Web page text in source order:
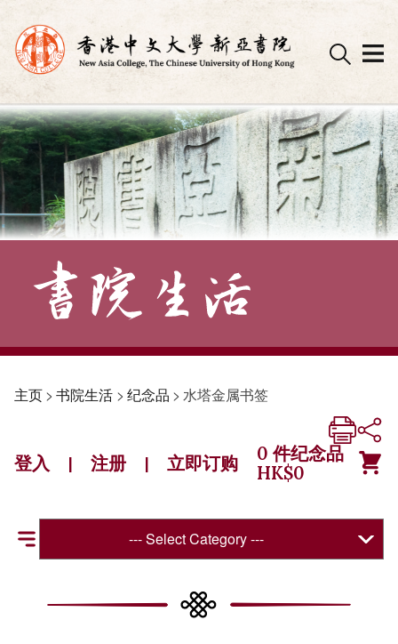
Skip
to
content
主页> 书院生活 > 纪念品 > 水塔金属书签
登入 | 注册 | 立即订购 0 件纪念品
HK$0
--- Select Category ---